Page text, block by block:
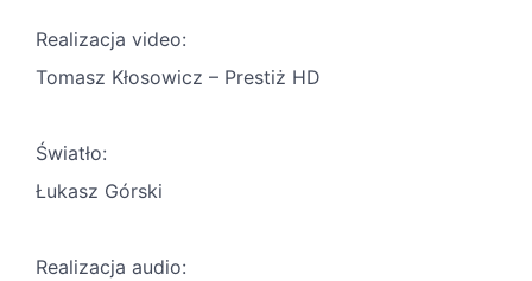
Realizacja video:
Tomasz Kłosowicz – Prestiż HD
Światło:
Łukasz Górski
Realizacja audio: